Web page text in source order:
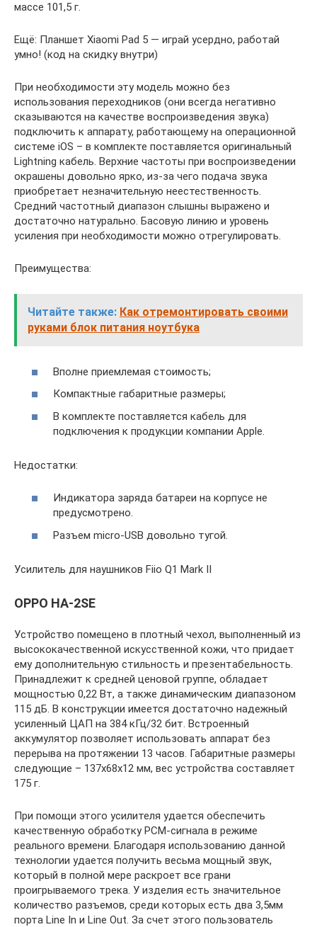
массе 101,5 г.
Ещё: Планшет Xiaomi Pad 5 — играй усердно, работай
умно! (код на скидку внутри)
При необходимости эту модель можно без
использования переходников (они всегда негативно
сказываются на качестве воспроизведения звука)
подключить к аппарату, работающему на операционной
системе iOS – в комплекте поставляется оригинальный
Lightning кабель. Верхние частоты при воспроизведении
окрашены довольно ярко, из-за чего подача звука
приобретает незначительную неестественность.
Средний частотный диапазон слышны выражено и
достаточно натурально. Басовую линию и уровень
усиления при необходимости можно отрегулировать.
Преимущества:
Читайте также: Как отремонтировать своими
руками блок питания ноутбука
Вполне приемлемая стоимость;
Компактные габаритные размеры;
В комплекте поставляется кабель для
подключения к продукции компании Apple.
Недостатки:
Индикатора заряда батареи на корпусе не
предусмотрено.
Разъем micro-USB довольно тугой.
Усилитель для наушников Fiio Q1 Mark II
OPPO HA-2SE
Устройство помещено в плотный чехол, выполненный из
высококачественной искусственной кожи, что придает
ему дополнительную стильность и презентабельность.
Принадлежит к средней ценовой группе, обладает
мощностью 0,22 Вт, а также динамическим диапазоном
115 дБ. В конструкции имеется достаточно надежный
усиленный ЦАП на 384 кГц/32 бит. Встроенный
аккумулятор позволяет использовать аппарат без
перерыва на протяжении 13 часов. Габаритные размеры
следующие – 137х68х12 мм, вес устройства составляет
175 г.
При помощи этого усилителя удается обеспечить
качественную обработку РСМ-сигнала в режиме
реального времени. Благодаря использованию данной
технологии удается получить весьма мощный звук,
который в полной мере раскроет все грани
проигрываемого трека. У изделия есть значительное
количество разъемов, среди которых есть два 3,5мм
порта Line In и Line Out. За счет этого пользователь